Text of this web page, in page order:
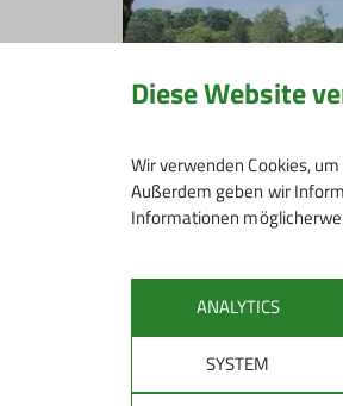
Diese Website
Wir verwenden Cookies,
Außerdem geben wir
Informationen
ANALYTICS
SYSTEM